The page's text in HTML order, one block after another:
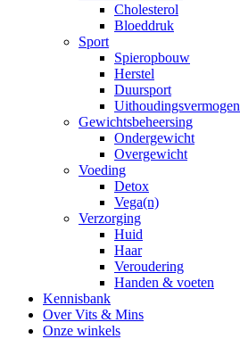
Cholesterol
Bloeddruk
Sport
Spieropbouw
Herstel
Duursport
Uithoudingsvermogen
Gewichtsbeheersing
Ondergewicht
Overgewicht
Voeding
Detox
Vega(n)
Verzorging
Huid
Haar
Veroudering
Handen & voeten
Kennisbank
Over Vits & Mins
Onze winkels